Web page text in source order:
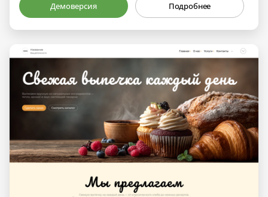
Демоверсия Подробнее